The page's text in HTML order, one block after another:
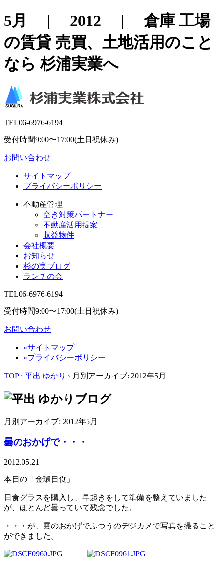
5月 | 2012 | 倉庫 工場
の賃貸 売買、土地活用のこと
なら 杉浦実業へ
TEL06-6976-6194
受付時間9:00〜17:00(土日祝休み)
お問い合わせ
サイトマップ
プライバシーポリシー
不動産管理
空き対策パートナー
不動産活用提案
収益物件
会社概要
お知らせ
杉の実ブログ
ランチの会
TEL06-6976-6194
受付時間9:00〜17:00(土日祝休み)
お問い合わせ
»サイトマップ
»プライバシーポリシー
TOP› 平出 ゆかり › 月別アーカイブ: 2012年5月
月別アーカイブ: 2012年5月
曇のおかげで・・・
2012.05.21
本日の「金環日食」
日食グラスを購入し、早起きをして準備を整えていました
が、ほとんど曇っていて残念でした。
・・・が、雲のおかげでふつうのデジカメで写真を撮ること
ができました。